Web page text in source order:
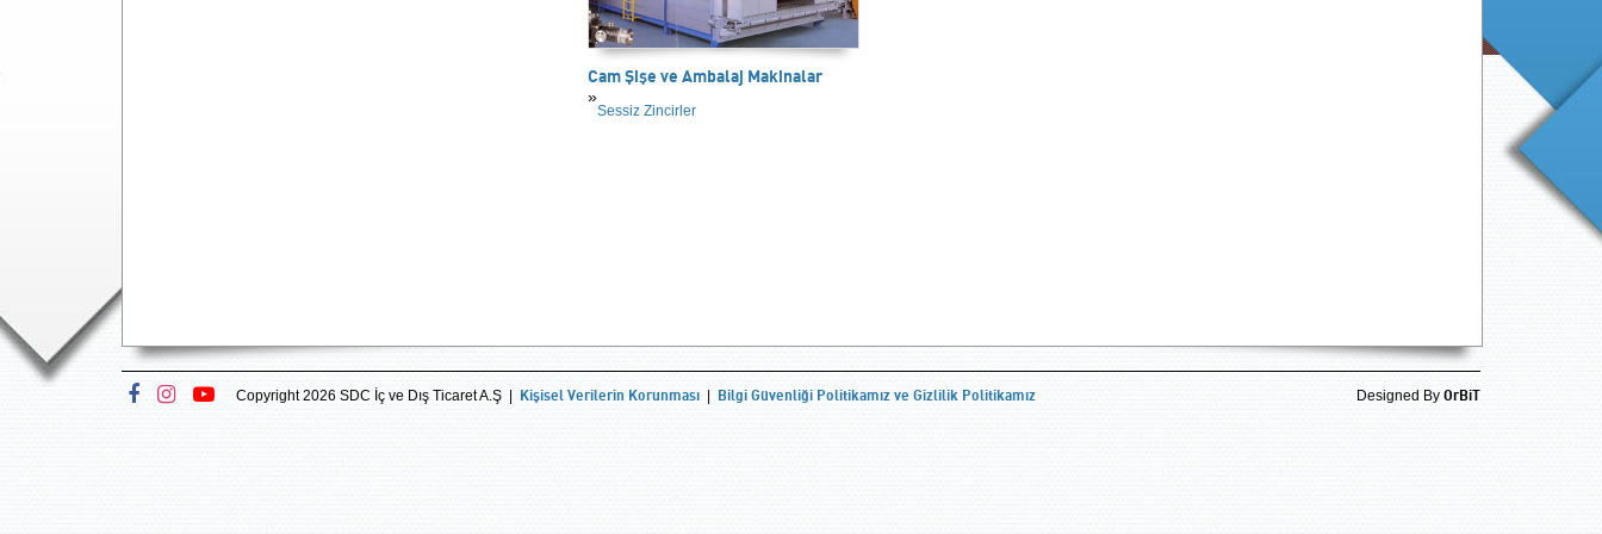
Cam Şişe ve Ambalaj Makinalar
Sessiz Zincirler
Copyright 2026 SDC İç ve Dış Ticaret A.Ş | Kişisel Verilerin Korunması Bilgi Güvenliği Politikamız ve Gizlilik Politikamız Designed By OrBiT